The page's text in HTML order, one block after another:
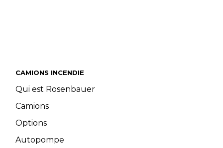
CAMIONS INCENDIE
Qui est Rosenbauer
Camions
Options
Autopompe